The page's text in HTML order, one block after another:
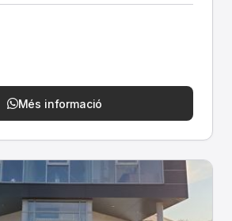
Més informació